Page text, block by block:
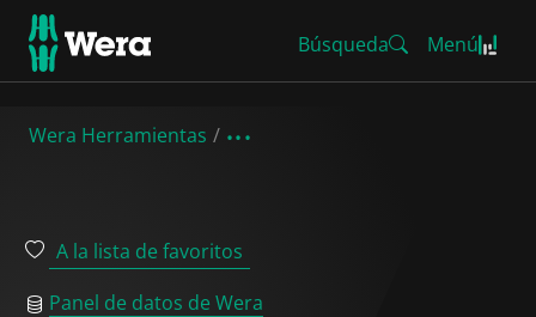
Búsqueda Menú
Wera Herramientas
A la lista de favoritos
Panel de datos de Wera